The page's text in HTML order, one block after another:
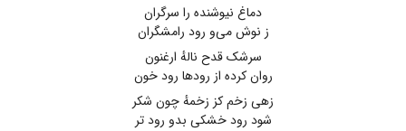
دماغ نیوشنده را سرگران
ز نوش می‌و رود رامشگران
سرشک قدح نالهٔ ارغنون
روان کرده از رودها رود خون
زهی زخم کز زخمهٔ چون شکر
شود رود خشکی بدو رود تر